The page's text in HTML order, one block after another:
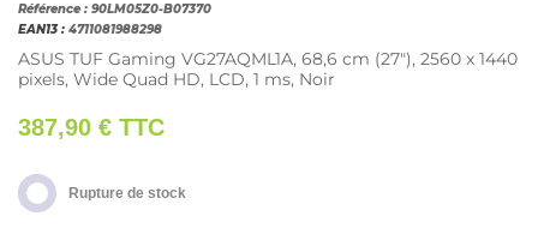
Référence : 90LM05Z0-B07370
EAN13 : 4711081988298
ASUS TUF Gaming VG27AQML1A, 68,6 cm (27"), 2560 x 1440
pixels, Wide Quad HD, LCD, 1 ms, Noir
387,90 € TTC
Rupture de stock